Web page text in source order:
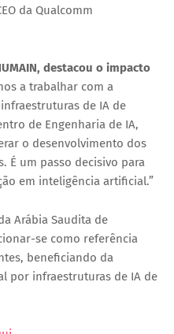
da Qualcomm
destacou o impacto
a trabalhar com a
de IA de
de Engenharia de IA,
o desenvolvimento dos
É um passo decisivo para
em inteligência artificial.”
Arábia Saudita de
se como referência
beneficiando da
por infraestruturas de IA de